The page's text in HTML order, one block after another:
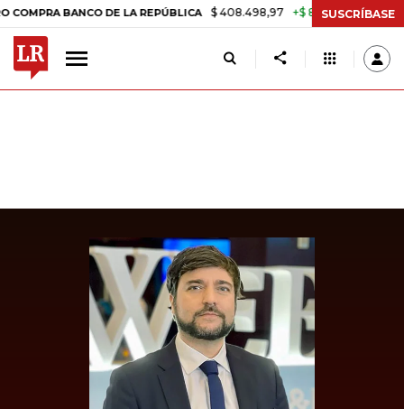
BANCO DE LA REPÚBLICA $ 408.498,97 +$ 8.753,81 +2,19%
SUSCRÍBASE